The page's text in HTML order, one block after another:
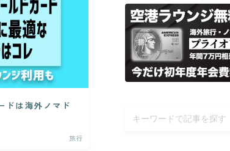
ドは海外ノマド
旅行